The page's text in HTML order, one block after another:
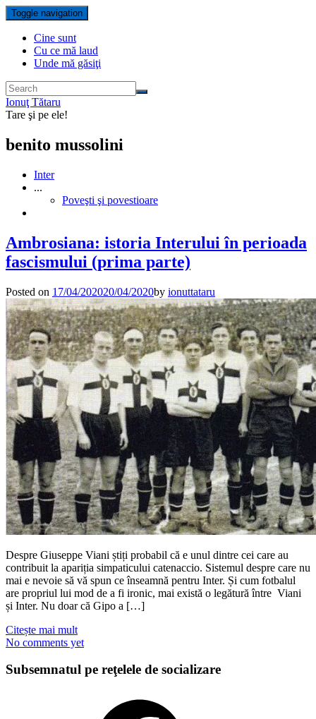
Toggle navigation
Cine sunt
Cu ce mă laud
Unde mă găsiţi
Ionuţ Tătaru
Tare şi pe ele!
benito mussolini
Inter
...
Poveşti şi povestioare
Ambrosiana: istoria Interului în perioada
fascismului (prima parte)
Posted on 17/04/202020/04/2020by ionuttataru
Despre Giuseppe Viani știți probabil că e unul dintre cei care au
contribuit la apariția simpaticului catenaccio. Sistemul despre care nu
mai e nevoie să vă spun ce înseamnă pentru Inter. Și cum fotbalul
are propriul lui mod de a fi ironic, mai există o legătură între Viani
și Inter. Nu doar că Gipo a […]
Citește mai mult
No comments yet
Subsemnatul pe reţelele de socializare